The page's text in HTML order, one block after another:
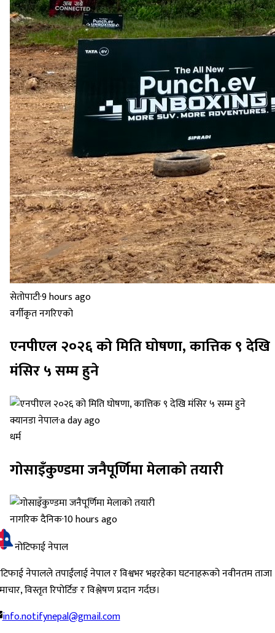
सेतोपाटी·9 hours ago
वर्गीकृत नगरिएको
एनपीएल २०२६ को मिति घोषणा, कात्तिक ९ देखि
मंसिर ५ सम्म हुने
क्यानडा नेपाल·a day ago
धर्म
गोसाइँकुण्डमा जनैपूर्णिमा मेलाको तयारी
नागरिक दैनिक·10 hours ago
नोटिफाई नेपाल
नेपालले तपाईंलाई नेपाल र विश्वभर भइरहेका घटनाहरूको नवीनतम ताजा
विस्तृत रिपोर्टिङ र विश्लेषण प्रदान गर्दछ।
info.notifynepal@gmail.com